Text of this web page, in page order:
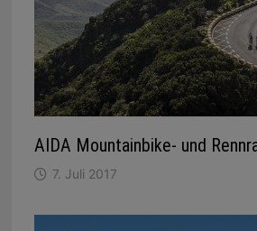
AIDA Mountainbike- und
7. Juli 2017